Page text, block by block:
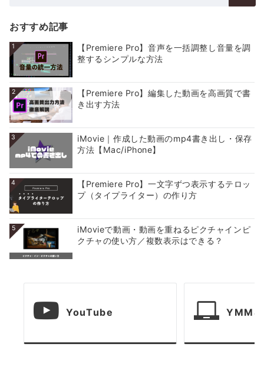
おすすめ記事
1
【Premiere Pro】音声を一括調整し音量を調
整するシンプルな方法
2
【Premiere Pro】編集した動画を高画質で書
き出す方法
3
iMovie｜作成した動画のmp4書き出し・保存
方法【Mac/iPhone】
4
【Premiere Pro】一文字ずつ表示するテロッ
プ（タイプライター）の作り方
5
iMovieで動画・動画を重ねるピクチャインピ
クチャの使い方／複数表示はできる？
YouTube YMM4